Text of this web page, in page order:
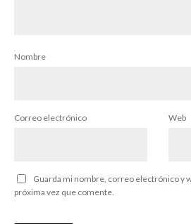
Nombre
Correo electrónico Web
Guarda mi nombre, correo electrónico y
próxima vez que comente.